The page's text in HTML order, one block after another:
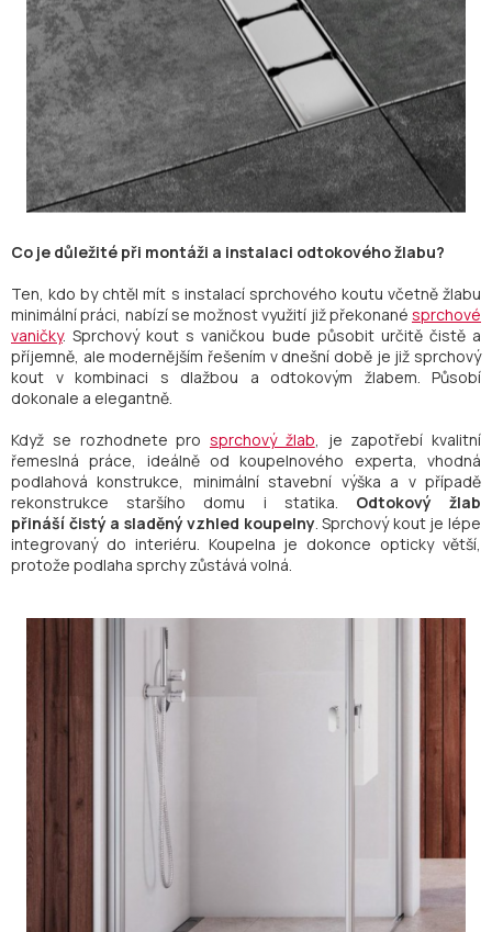
Co je důležité při montáži a instalaci odtokového žlabu?
Ten, kdo by chtěl mít s instalací sprchového koutu včetně žlabu
minimální práci, nabízí se možnost využití již překonané sprchové
vaničky. Sprchový kout s vaničkou bude působit určitě čistě a
příjemně, ale modernějším řešením v dnešní době je již sprchový
kout v kombinaci s dlažbou a odtokovým žlabem. Působí
dokonale a elegantně.
Když se rozhodnete pro sprchový žlab, je zapotřebí kvalitní
řemeslná práce, ideálně od koupelnového experta, vhodná
podlahová konstrukce, minimální stavební výška a v případě
rekonstrukce staršího domu i statika. Odtokový žlab
přináší čistý a sladěný vzhled koupelny. Sprchový kout je lépe
integrovaný do interiéru. Koupelna je dokonce opticky větší,
protože podlaha sprchy zůstává volná.